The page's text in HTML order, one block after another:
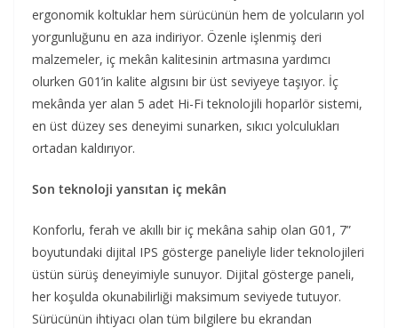
ergonomik koltuklar hem sürücünün hem de yolcuların yol
yorgunluğunu en aza indiriyor. Özenle işlenmiş deri
malzemeler, iç mekân kalitesinin artmasına yardımcı
olurken G01’in kalite algısını bir üst seviyeye taşıyor. İç
mekânda yer alan 5 adet Hi-Fi teknolojili hoparlör sistemi,
en üst düzey ses deneyimi sunarken, sıkıcı yolculukları
ortadan kaldırıyor.
Son teknoloji yansıtan iç mekân
Konforlu, ferah ve akıllı bir iç mekâna sahip olan G01, 7”
boyutundaki dijital IPS gösterge paneliyle lider teknolojileri
üstün sürüş deneyimiyle sunuyor. Dijital gösterge paneli,
her koşulda okunabilirliği maksimum seviyede tutuyor.
Sürücünün ihtiyacı olan tüm bilgilere bu ekrandan